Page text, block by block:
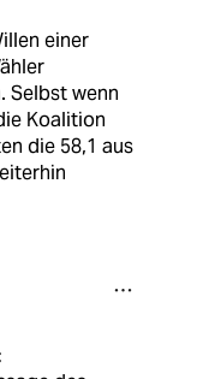
einer
Selbst wenn
Koalition
die 58,1 aus